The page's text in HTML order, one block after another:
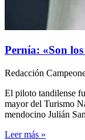
Pernía: «Son
Redacción
El piloto tandilense
mayor del Turismo
mendocino Julián
Leer más »